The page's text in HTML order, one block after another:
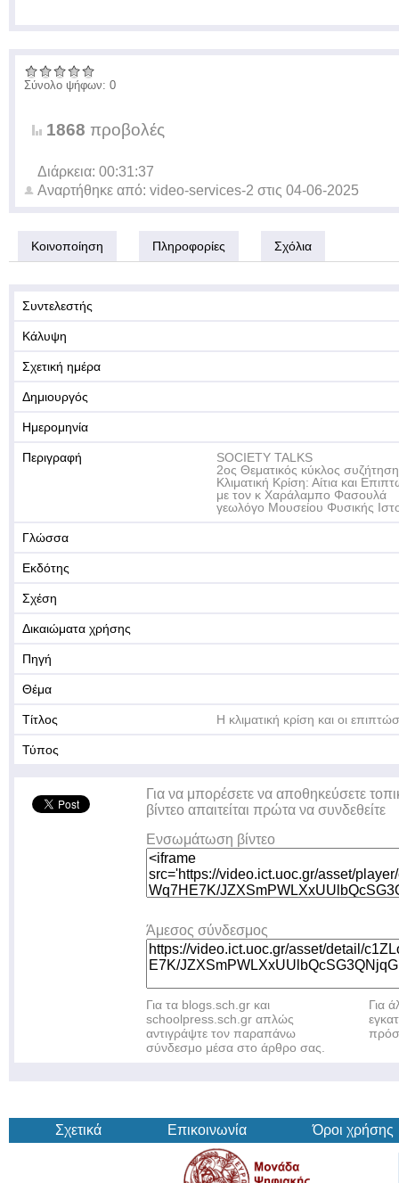
Σύνολο ψήφων: 0
1868 προβολές
Διάρκεια: 00:31:37
Αναρτήθηκε από: video-services-2 στις 04-06-2025
Κοινοποίηση Πληροφορίες Σχόλια
Συντελεστής
Κάλυψη
Σχετική ημέρα
Δημιουργός
Ημερομηνία
Περιγραφή
SOCIETY TALKS
2ος Θεματικός κύκλος
Κλιματική Κρίση: Αίτια και
με τον κ Χαράλαμπο Φασουλά
γεωλόγο Μουσείου Φυσικής
Γλώσσα
Εκδότης
Σχέση
Δικαιώματα χρήσης
Πηγή
Θέμα
Τίτλος Η κλιματική κρίση και οι
Τύπος
Για να μπορέσετε να αποθηκεύσετε
βίντεο απαιτείται πρώτα να συνδεθείτε
Ενσωμάτωση βίντεο
Άμεσος σύνδεσμος
Για τα blogs.sch.gr και
schoolpress.sch.gr απλώς
αντιγράψτε τον παραπάνω
σύνδεσμο μέσα στο άρθρο σας.
Για
Σχετικά Επικοινωνία Όροι χρήσης